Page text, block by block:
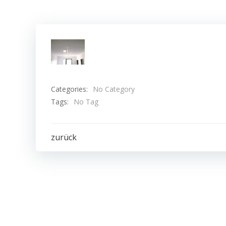
Categories:
No Category
Tags:
No Tag
Post
zurück